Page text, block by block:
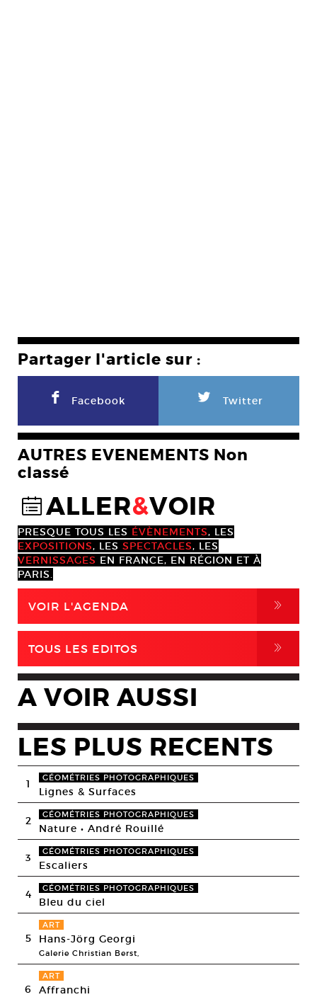
Partager l'article sur :
F Facebook L Twitter
AUTRES EVENEMENTS Non
classé
@ALLER&VOIR
PRESQUE TOUS LES ÉVÈNEMENTS, LES
EXPOSITIONS, LES SPECTACLES, LES
VERNISSAGES EN FRANCE, EN RÉGION ET À
PARIS.
VOIR L'AGENDA ,
TOUS LES EDITOS ,
A VOIR AUSSI
LES PLUS RECENTS
1 GÉOMÉTRIES PHOTOGRAPHIQUES
Lignes & Surfaces
2 GÉOMÉTRIES PHOTOGRAPHIQUES
Nature • André Rouillé
3 GÉOMÉTRIES PHOTOGRAPHIQUES
Escaliers
4 GÉOMÉTRIES PHOTOGRAPHIQUES
Bleu du ciel
5
ART
Hans-Jörg Georgi
Galerie Christian Berst,
6
ART
Affranchi